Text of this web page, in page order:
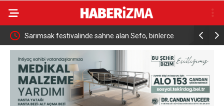
Sarımsak festivalinde sahne alan Sefo, binlerce
vatandaşa unutulmaz bir gece yaşattı
Sanatçı